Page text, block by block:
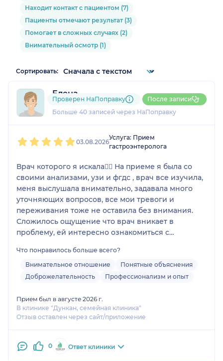
Находит контакт с пациентом (7)
Пациенты отмечают результат (3)
Помогает в сложных случаях (2)
Внимательный осмотр (1)
Сортировать:
Елена
6 отзывов и1 оценка
Больше 40 записей через НаПоправку
Проверен НаПоправку После записи
03.08.2026
Услуга: Прием
гастроэнтеролога
Врач которого я искала👍🏻 На приеме я была со
своими анализами, узи и фгдс , врач все изучила,
меня выслушала внимательно, задавала много
уточняющих вопросов, все мои тревоги и
переживания тоже не оставила без внимания.
Сложилось ощущение что врач вникает в
проблему, ей интересно ознакомиться с
позитивная и приятная.
Назначены доп.анализы, по результатам с
удовольствием приду на повторный прием.
Что понравилось больше всего?
Внимательное отношение
Понятные объяснения
Доброжелательность
Профессионализм и опыт
Прием был в августе 2026 г.
В клинике "Дункан, семейная клиника"
Отзыв оставлен через сайт/приложение
0 Ответ клиники